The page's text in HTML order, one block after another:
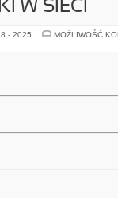
W SIECI
- 2025
MOŻLIWOŚĆ